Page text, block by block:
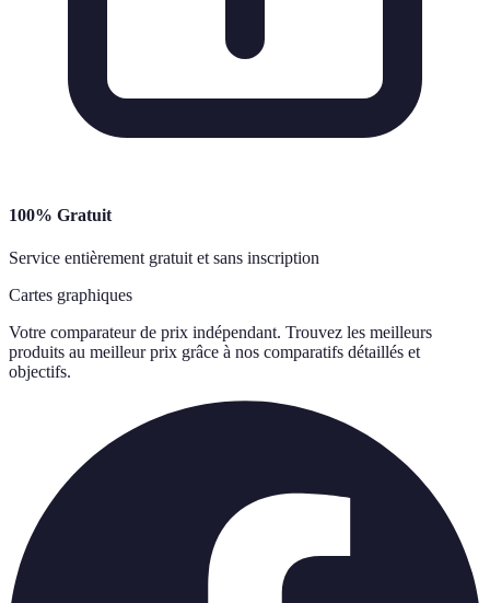
100% Gratuit
Service entièrement gratuit et sans inscription
Cartes graphiques
Votre comparateur de prix indépendant. Trouvez les meilleurs
produits au meilleur prix grâce à nos comparatifs détaillés et
objectifs.